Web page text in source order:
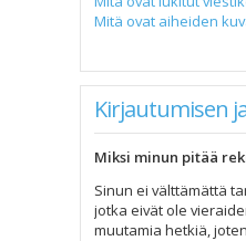
Mitä ovat aiheiden
Kirjautumisen
Miksi minun pitää
Sinun ei välttämättä
jotka eivät ole
muutamia hetkiä,